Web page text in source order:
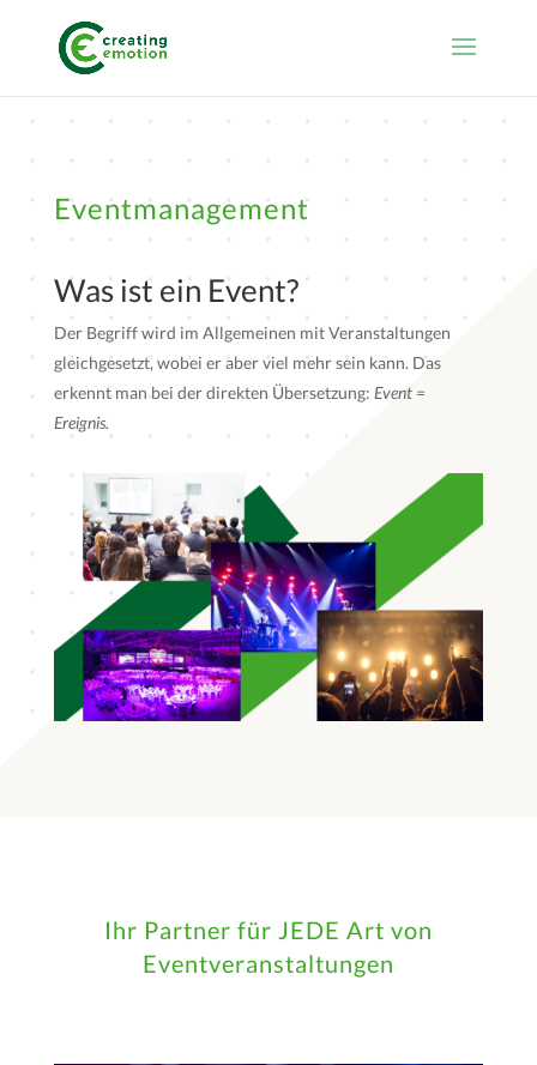
Eventmanagement
Was ist ein Event?
Der Begriff wird im Allgemeinen mit Veranstaltungen
gleichgesetzt, wobei er aber viel mehr sein kann. Das
erkennt man bei der direkten Übersetzung: Event =
Ereignis.
Ihr Partner für JEDE Art von
Eventveranstaltungen